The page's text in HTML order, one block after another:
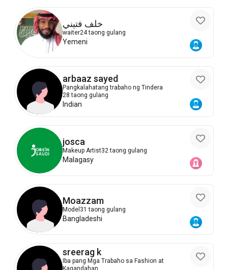
خلف فتيني
waiter24 taong gulang
Yemeni
arbaaz sayed
Pangkalahatang trabaho ng Tindera
28 taong gulang
Indian
josca
Makeup Artist32 taong gulang
Malagasy
Moazzam
Model 31 taong gulang
Bangladeshi
sreerag k
Iba pang Mga Trabaho sa Fashion at
Kagandahan